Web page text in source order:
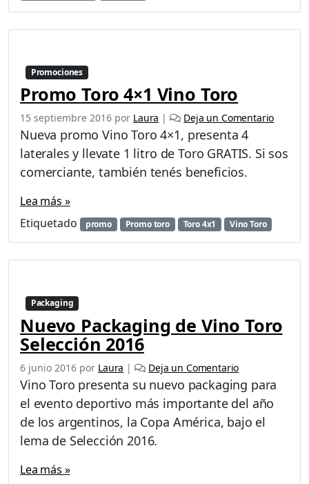
c
h
1
d
e
V
i
n
o
r
o
Promociones
Promo Toro 4×1 Vino Toro
15 septiembre 2016 por Laura | Deja un Comentario
Nueva promo Vino Toro 4×1, presenta 4
laterales y llevate 1 litro de Toro GRATIS. Si sos
comerciante, también tenés beneficios.
Lea más »
Etiquetado
promo Promo toro Toro 4x1 Vino Toro
Packaging
Nuevo Packaging de Vino Toro
Selección 2016
6 junio 2016 por Laura | Deja un Comentario
Vino Toro presenta su nuevo packaging para
el evento deportivo más importante del año
de los argentinos, la Copa América, bajo el
lema de Selección 2016.
Lea más »